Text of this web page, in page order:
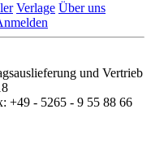
Verlage Über uns
und Vertrieb
+49 - 5265 - 9 55 88 66